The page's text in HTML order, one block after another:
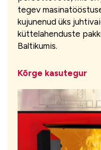
tegev
kujunenud üks
küttelahenduste
Baltikumis.
Kõrge kasutegur